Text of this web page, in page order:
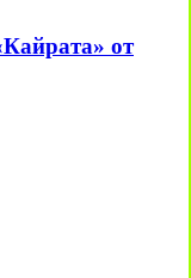
от